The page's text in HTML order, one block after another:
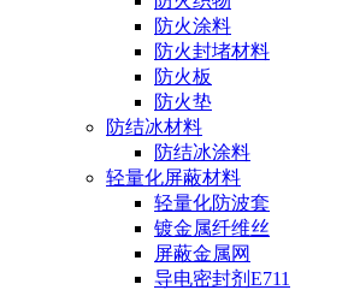
防火涂料
防火封堵材料
防火板
防火垫
防结冰材料
防结冰涂料
轻量化屏蔽材料
轻量化防波套
镀金属纤维丝
屏蔽金属网
导电密封剂E711